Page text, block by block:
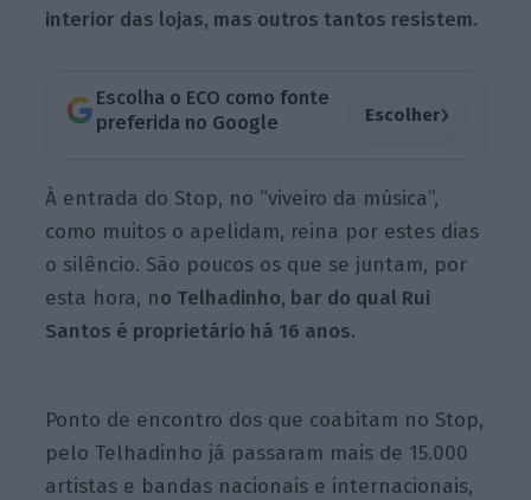
interior das lojas, mas outros tantos resistem.
Escolha o ECO como fonte
preferida no Google
Escolher›
À entrada do Stop, no “viveiro da música”,
como muitos o apelidam, reina por estes dias
o silêncio. São poucos os que se juntam, por
esta hora, no Telhadinho, bar do qual Rui
Santos é proprietário há 16 anos.
Ponto de encontro dos que coabitam no Stop,
pelo Telhadinho já passaram mais de 15.000
artistas e bandas nacionais e internacionais,